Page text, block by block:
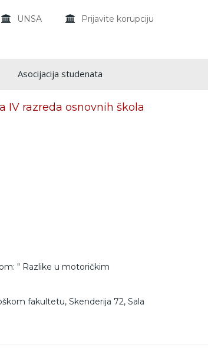
UNSA Prijavite korupciju
Asocijacija studenata
razreda osnovnih škola
" Razlike u motoričkim
fakultetu, Skenderija 72, Sala